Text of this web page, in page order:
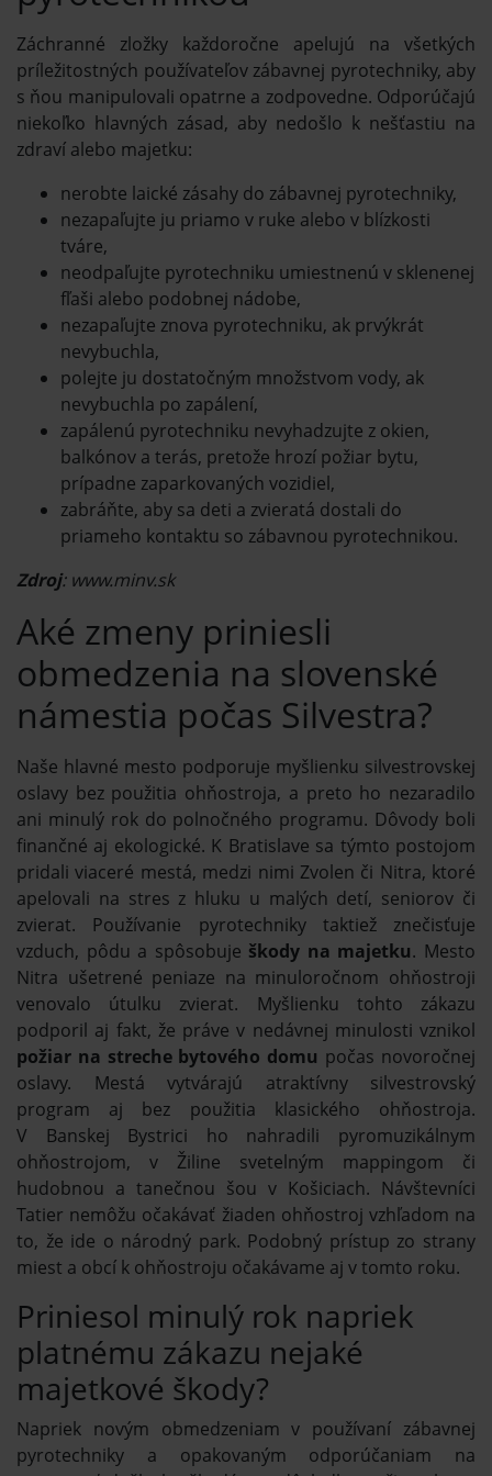
Záchranné zložky každoročne apelujú na všetkých
príležitostných používateľov zábavnej pyrotechniky, aby
s ňou manipulovali opatrne a zodpovedne. Odporúčajú
niekoľko hlavných zásad, aby nedošlo k nešťastiu na
zdraví alebo majetku:
nerobte laické zásahy do zábavnej pyrotechniky,
nezapaľujte ju priamo v ruke alebo v blízkosti
tváre,
neodpaľujte pyrotechniku umiestnenú v sklenenej
fľaši alebo podobnej nádobe,
nezapaľujte znova pyrotechniku, ak prvýkrát
nevybuchla,
polejte ju dostatočným množstvom vody, ak
nevybuchla po zapálení,
zapálenú pyrotechniku nevyhadzujte z okien,
balkónov a terás, pretože hrozí požiar bytu,
prípadne zaparkovaných vozidiel,
zabráňte, aby sa deti a zvieratá dostali do
priameho kontaktu so zábavnou pyrotechnikou.
Zdroj: www.minv.sk
Aké zmeny priniesli
obmedzenia na slovenské
námestia počas Silvestra?
Naše hlavné mesto podporuje myšlienku silvestrovskej
oslavy bez použitia ohňostroja, a preto ho nezaradilo
ani minulý rok do polnočného programu. Dôvody boli
finančné aj ekologické. K Bratislave sa týmto postojom
pridali viaceré mestá, medzi nimi Zvolen či Nitra, ktoré
apelovali na stres z hluku u malých detí, seniorov či
zvierat. Používanie pyrotechniky taktiež znečisťuje
vzduch, pôdu a spôsobuje škody na majetku. Mesto
Nitra ušetrené peniaze na minuloročnom ohňostroji
venovalo útulku zvierat. Myšlienku tohto zákazu
podporil aj fakt, že práve v nedávnej minulosti vznikol
požiar na streche bytového domu počas novoročnej
oslavy. Mestá vytvárajú atraktívny silvestrovský
program aj bez použitia klasického ohňostroja.
V Banskej Bystrici ho nahradili pyromuzikálnym
ohňostrojom, v Žiline svetelným mappingom či
hudobnou a tanečnou šou v Košiciach. Návštevníci
Tatier nemôžu očakávať žiaden ohňostroj vzhľadom na
to, že ide o národný park. Podobný prístup zo strany
miest a obcí k ohňostroju očakávame aj v tomto roku.
Priniesol minulý rok napriek
platnému zákazu nejaké
majetkové škody?
Napriek novým obmedzeniam v používaní zábavnej
pyrotechniky a opakovaným odporúčaniam na